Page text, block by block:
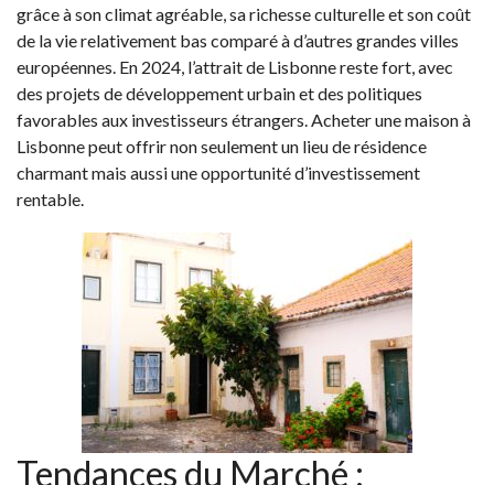
grâce à son climat agréable, sa richesse culturelle et son coût
de la vie relativement bas comparé à d’autres grandes villes
européennes. En 2024, l’attrait de Lisbonne reste fort, avec
des projets de développement urbain et des politiques
favorables aux investisseurs étrangers. Acheter une maison à
Lisbonne peut offrir non seulement un lieu de résidence
charmant mais aussi une opportunité d’investissement
rentable.
Tendances du Marché :